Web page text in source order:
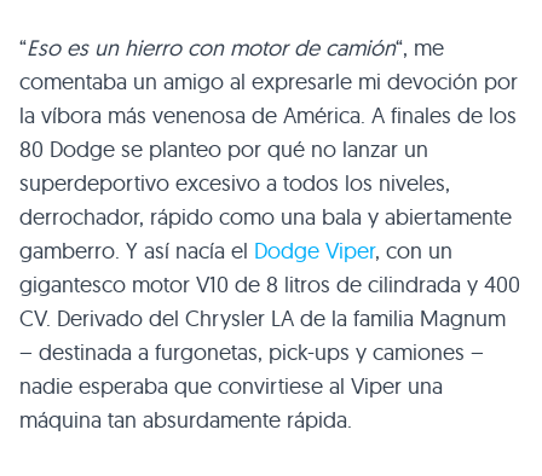
“Eso es un hierro con motor de camión“, me
comentaba un amigo al expresarle mi devoción por
la víbora más venenosa de América. A finales de los
80 Dodge se planteo por qué no lanzar un
superdeportivo excesivo a todos los niveles,
derrochador, rápido como una bala y abiertamente
gamberro. Y así nacía el Dodge Viper, con un
gigantesco motor V10 de 8 litros de cilindrada y 400
CV. Derivado del Chrysler LA de la familia Magnum
– destinada a furgonetas, pick-ups y camiones –
nadie esperaba que convirtiese al Viper una
máquina tan absurdamente rápida.